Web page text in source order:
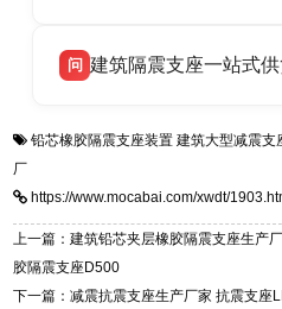
适用于民用住宅隔震工
震支座，电话：
问 建筑隔震支座一站式
一站式供货厂家，拥有
质、检测报告完备，提
装指导全套服务，厂址
迎宾大街 9 号，厂家电
铅芯橡胶隔震支座装置 建筑大型减震支
厂
https://www.mocabai.com/xwdt/
上一篇：建筑铅芯夹层橡胶隔震支座生产
胶隔震支座D500
下一篇：减震抗震支座生产厂家 抗震支座